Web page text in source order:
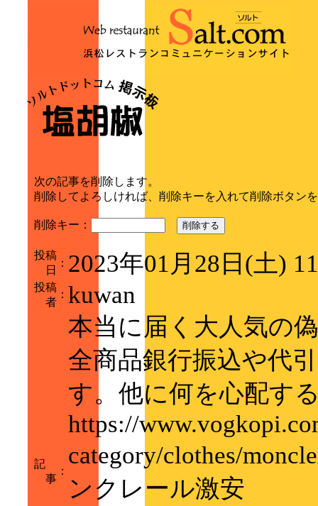
次の記事を削除します。
削除してよろしければ、削除キーを入れて削除ボタン
削除キー： 削除する
投稿
日
： 2023年01月28日(土)
投稿
者
： kuwan
記
事
：
本当に届く大人気の
全商品銀行振込や代
す。他に何を心配す
https://
category/clothes/
ンクレール激安